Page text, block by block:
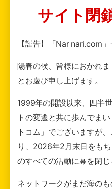
サイト閉
【謹告】「Narinari.com
陽春の候、皆様におかれ
とお慶び申し上げます。
1999年の開設以来、四半
トの変遷と共に歩んでま
トコム」でございますが
り、2026年2月末日をも
のすべての活動に幕を閉じ
ネットワークがまだ海の